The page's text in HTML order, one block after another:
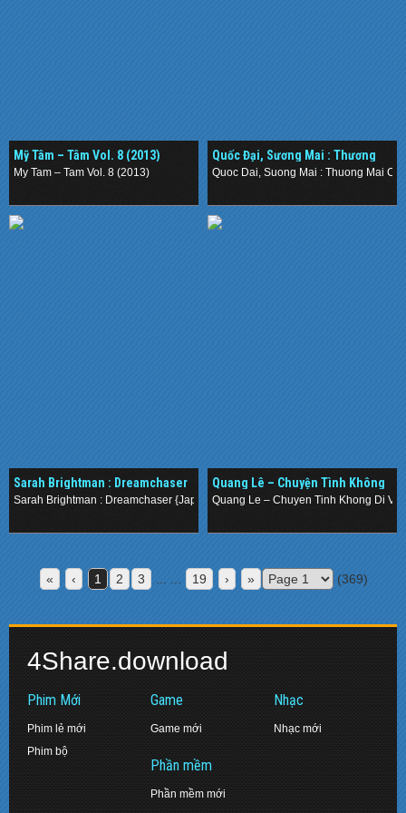
Mỹ Tâm – Tâm Vol. 8 (2013)
My Tam – Tam Vol. 8 (2013)
Quốc Đại, Sương Mai : Thương
Mãi Con Đò (2012)
Quoc Dai, Suong Mai : Thuong Mai
Sarah Brightman : Dreamchaser
{Japanese Edition} (2013)
Sarah Brightman : Dreamchaser {Japanese Edition} (2013)
Quang Lê – Chuyện Tình Không
Dĩ Vãng (2013)
Quang Le – Chuyen Tinh Khong Di
« ‹ 1 2 3 19 › » (369)
4Share.download
Phim Mới
Phim lẻ mới
Phim bộ
Game
Game mới
Phần mềm
Phần mềm mới
Nhạc
Nhạc mới